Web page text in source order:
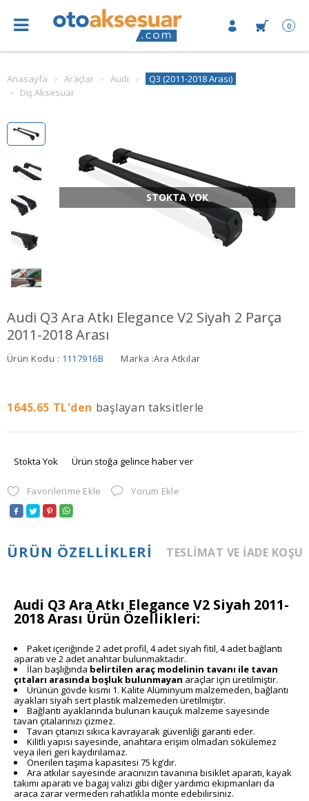
0
Anasayfa Araçlar Audi
Q3 (2011-2018 Arası)
Dış Aksesuar
STOKTA YOK
Audi Q3 Ara Atkı Elegance V2 Siyah 2 Parça
2011-2018 Arası
Ürün Kodu : 1117916B Marka :Ara Atkılar
1645.65 TL'den başlayan taksitlerle
Stokta Yok Ürün stoğa gelince haber ver
Favorilerime Ekle Yorum Ekle
ÜRÜN ÖZELLIKLERI TESLIMAT VE İADE
Audi Q3 Ara Atkı Elegance V2 Siyah 2011-
2018 Arası Ürün Özellikleri:
Paket içeriğinde 2 adet profil, 4 adet siyah fitil, 4 adet bağlantı
aparatı ve 2 adet anahtar bulunmaktadır.
İlan başlığında belirtilen araç modelinin tavanı ile tavan
çıtaları arasında boşluk bulunmayan araçlar için üretilmiştir.
Ürünün gövde kısmı 1. Kalite Alüminyum malzemeden, bağlantı
ayakları siyah sert plastik malzemeden üretilmiştir.
Bağlantı ayaklarında bulunan kauçuk malzeme sayesinde
tavan çıtalarınızı çizmez.
Tavan çıtanızı sıkıca kavrayarak güvenliği garanti eder.
Kilitli yapısı sayesinde, anahtara erişim olmadan sökülemez
veya ileri geri kaydırılamaz.
Önerilen taşıma kapasitesi 75 kg’dır.
Ara atkılar sayesinde aracınızın tavanına bisiklet aparatı, kayak
takımı aparatı ve bagaj valizi gibi diğer yardımcı ekipmanları da
araca zarar vermeden rahatlıkla monte edebilirsiniz.